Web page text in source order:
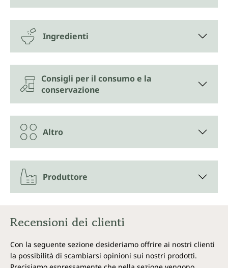
Ingredienti
Consigli per il consumo e la
conservazione
Altro
Produttore
Recensioni dei clienti
Con la seguente sezione desideriamo offrire ai nostri clienti
la possibilità di scambiarsi opinioni sui nostri prodotti.